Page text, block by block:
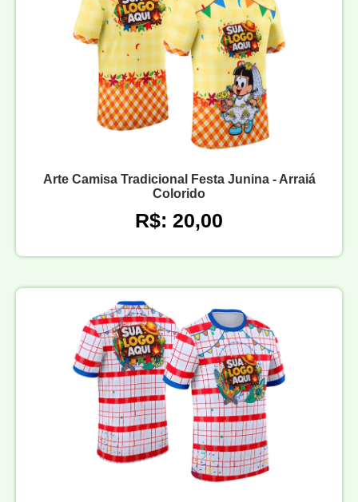
Arte Camisa Tradicional Festa Junina - Arraiá
Colorido
R$: 20,00